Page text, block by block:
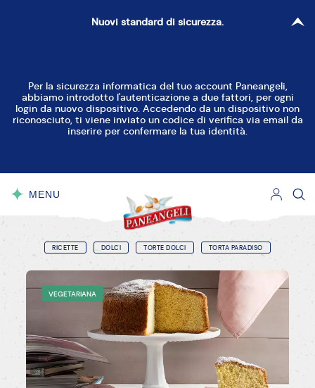
Nuovi standard di sicurezza.
Per la sicurezza informatica del tuo account Paneangeli,
abbiamo introdotto l'autenticazione a due fattori, per ogni
login da nuovo dispositivo. Accedendo da un dispositivo non
riconosciuto, ti viene inviato un codice di verifica via email da
inserire per confermare la tua identità.
MENU
RICETTE DOLCI TORTE DOLCI TORTA PARADISO
VEGETARIANA